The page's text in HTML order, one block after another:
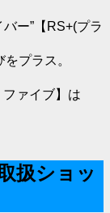
ー”【RS+(プラ
プラス。
ァイブ】は
扱ショッ